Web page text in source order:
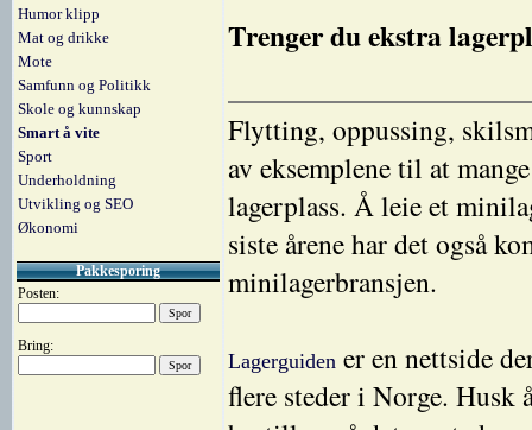
Humor klipp
Mat og drikke
Mote
Samfunn og Politikk
Skole og kunnskap
Smart å vite
Sport
Underholdning
Utvikling og SEO
Økonomi
Pakkesporing
Posten:
Bring:
Trenger du ekstra
Flytting, oppussing,
av eksemplene til at
lagerplass. Å leie et
siste årene har det også
minilagerbransjen.
Lagerguiden er en nettside
flere steder i Norge. Husk